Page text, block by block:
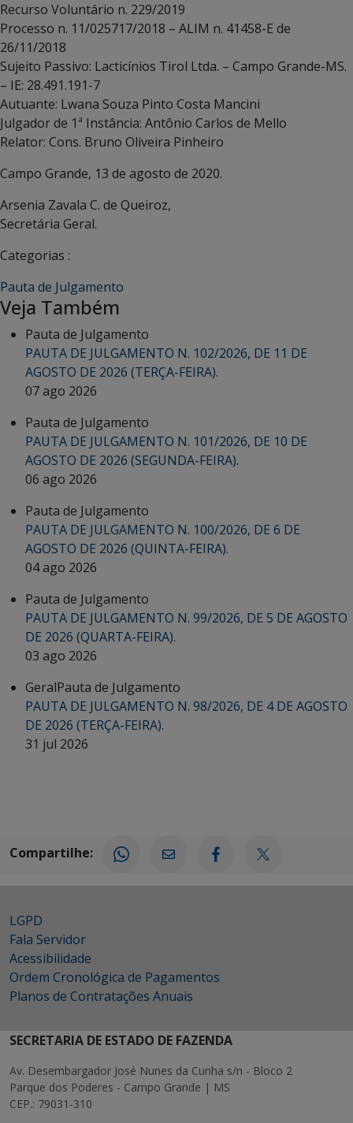
Recurso Voluntário n. 229/2019
Processo n. 11/025717/2018 – ALIM n. 41458-E de
26/11/2018
Sujeito Passivo: Lacticínios Tirol Ltda. – Campo Grande-MS.
– IE: 28.491.191-7
Autuante: Lwana Souza Pinto Costa Mancini
Julgador de 1ª Instância: Antônio Carlos de Mello
Relator: Cons. Bruno Oliveira Pinheiro
Campo Grande, 13 de agosto de 2020.
Arsenia Zavala C. de Queiroz,
Secretária Geral.
Categorias :
Pauta de Julgamento
Veja Também
Pauta de Julgamento
PAUTA DE JULGAMENTO N. 102/2026, DE 11 DE
AGOSTO DE 2026 (TERÇA-FEIRA).
07 ago 2026
Pauta de Julgamento
PAUTA DE JULGAMENTO N. 101/2026, DE 10 DE
AGOSTO DE 2026 (SEGUNDA-FEIRA).
06 ago 2026
Pauta de Julgamento
PAUTA DE JULGAMENTO N. 100/2026, DE 6 DE
AGOSTO DE 2026 (QUINTA-FEIRA).
04 ago 2026
Pauta de Julgamento
PAUTA DE JULGAMENTO N. 99/2026, DE 5 DE AGOSTO
DE 2026 (QUARTA-FEIRA).
03 ago 2026
GeralPauta de Julgamento
PAUTA DE JULGAMENTO N. 98/2026, DE 4 DE AGOSTO
DE 2026 (TERÇA-FEIRA).
31 jul 2026
Compartilhe:
LGPD
Fala Servidor
Acessibilidade
Ordem Cronológica de Pagamentos
Planos de Contratações Anuais
SECRETARIA DE ESTADO DE FAZENDA
Av. Desembargador José Nunes da Cunha s/n - Bloco 2
Parque dos Poderes - Campo Grande | MS
CEP.: 79031-310